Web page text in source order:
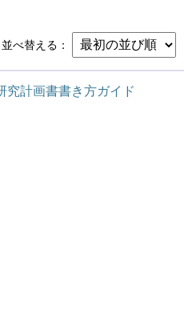
並べ替える
究計画書書き方ガイド